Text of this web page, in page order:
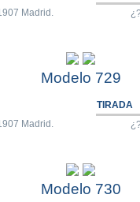
Madrid.
Modelo 729
TIRADA
Madrid.
Modelo 730